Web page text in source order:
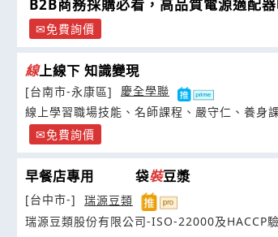
B2B商務採購必看，高品質電源適配
免費詢價
線上線下 知識變現
[台南市-永康區]
慶全學聯
線上學習職場技能、名師課程、嚴守仁、養身
免費詢價
早餐店專用 袋裝豆漿
[台中市-]
瑞源豆類
瑞源豆類股份有限公司-ISO-22000及HACCP